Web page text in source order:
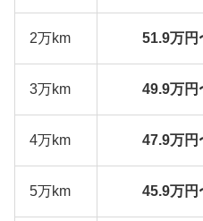
2万km 51.9万円
3万km 49.9万円
4万km 47.9万円
5万km 45.9万円